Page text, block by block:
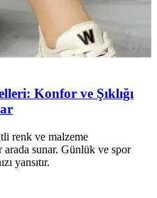
Konfor ve Şıklığı
renk ve malzeme
arada sunar. Günlük ve spor
yansıtır.